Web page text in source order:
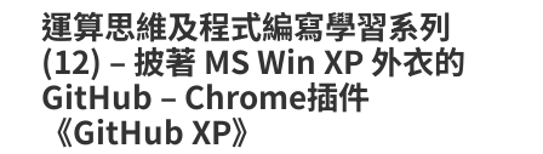
運算思維及程式編寫學習系列
(12) – 披著 MS Win XP 外衣的
GitHub – Chrome插件
《GitHub XP》